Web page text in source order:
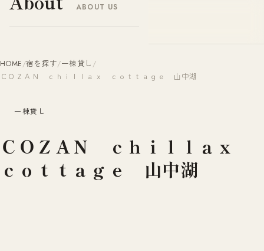
ABOUT US
HOME/宿を探す/一棟貸し /
ＣＯＺＡＮ ｃｈｉｌｌａｘ ｃｏｔｔａｇｅ 山中湖
一棟貸し
ＣＯＺＡＮ ｃｈｉｌｌａｘ
ｃｏｔｔａｇｅ 山中湖